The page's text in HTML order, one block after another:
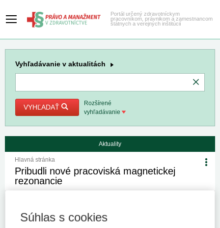
Portál určený zdravotníckym
pracovníkom, právnikom a zamestnancom
štátnych a verejných inštitúcií
Vyhľadávanie v aktualitách
VYHĽADAŤ
Rozšírené
vyhľadávanie
Aktuality
Hlavná stránka
Pribudli nové pracoviská magnetickej
rezonancie
V Hornooravskej nemocnici s poliklinikou Trstená a v
Súhlas s cookies